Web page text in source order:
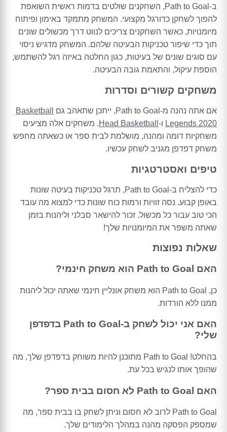
ב-Path to Goal, השחקנים שולטים בדמות ראשית השואפת
להפוך לשחקן כדורגל מקצועי. המשחק מתמקד באימון ופיתוח
מיומנויות, כאשר השחקנים צריכים לנווט דרך מכשולים שונים
תוך כדי שיפור טכניקות הבעיטה שלהם. המשחק מדגיש ניסוי
עם סוגים שונים של בעיטות, כגון החלטה באיזה רגל להשתמש,
הוספת עיקול, והתאמת גובה הבעיטה.
משחקים קשורים וסדרות
אם אתה נהנה מ-Path to Goal, ייתכן שתאהב גם
Basketball
Legends 2020 ו- Head Basketball. משחקים אלה מציעים
משחקיות דומה ומהנה, מושלמת לבית ספר או כשאתה מחפש
משחק דפדפן מגניב לשחק עכשיו.
טיפים ואסטרטגיות
כדי להצליח ב-Path to Goal, תרגל טכניקות בעיטה שונות
באופן קבוע. נסה זוויות ורמות כוח שונות כדי למצוא מה עובד
הכי טוב עבור כל מכשול. זכור להישאר סבלני וליהנות בזמן
שאתה משפר את המיומנויות שלך!
שאלות נפוצות
האם Path to Goal הוא משחק חינמי?
כן, Path to Goal הוא משחק אונליין חינמי שאתה יכול ליהנות
ממנו ללא הורדות.
האם אני יכול לשחק ב-Path to Goal בדפדפן
שלי?
בהחלט! Path to Goal מתוכנן להיות משוחק בדפדפן שלך, מה
שהופך אותו לנגיש בכל עת.
האם Path to Goal לא חסום בבית ספר?
Path to Goal לרוב לא חסום וניתן לשחק בו בבית ספר, מה
שמספק הפסקה מהנה במהלך הלימודים שלך.